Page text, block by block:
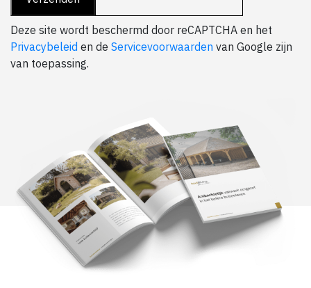
Deze site wordt beschermd door reCAPTCHA en het
Privacybeleid en de Servicevoorwaarden van Google zijn
van toepassing.